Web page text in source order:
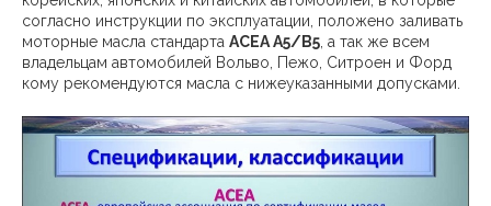
согласно инструкции по эксплуатации, положено заливать
моторные масла стандарта ACEA A5/B5 , а так же всем
владельцам автомобилей Вольво, Пежо, Ситроен и Форд
кому рекомендуются масла с нижеуказанными допусками.